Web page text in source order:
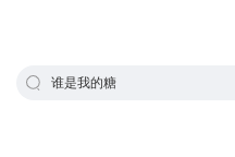
谁是我的糖